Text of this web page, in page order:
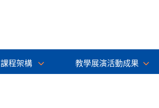
課程架構 教學展演活動成果